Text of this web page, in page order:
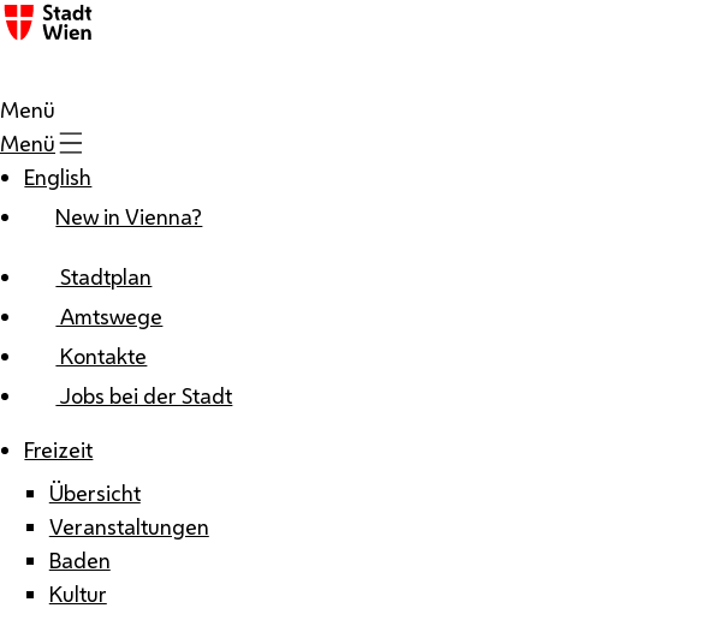
Zum Inhalt
Menü
Menü
English
New in Vienna?
Stadtplan
Amtswege
Kontakte
Jobs bei der Stadt
Freizeit
Übersicht
Veranstaltungen
Baden
Kultur